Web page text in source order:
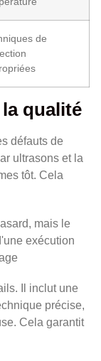
de
qualité
défauts de
ultrasons et la
tôt. Cela
mais le
exécution
Il inclut une
précise,
Cela garantit